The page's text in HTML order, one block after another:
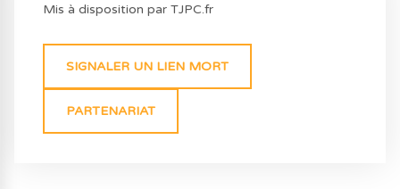
Mis à disposition par TJPC.fr
SIGNALER UN LIEN MORT
PARTENARIAT